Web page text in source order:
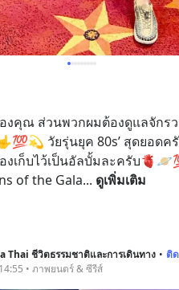
คุณ ส่วนพวกผมต้องดูแลจักรว
วัยรุ่นยุค 80s’ สุดยอดครั
องเก็บไว้เป็นอัลบั้มละครับ
of the Gala... ดูเพิ่มเติม
Thai ชีวิตธรรมชาติและการเดินทาง • ติ
• ภาพยนตร์ & ซีรีส์